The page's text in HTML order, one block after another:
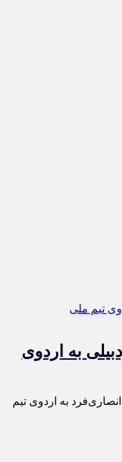
20 ساله اردبیلی به اردوی
کریم انصاری‌فرد به اردوی تیم